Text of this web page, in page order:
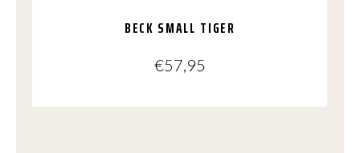
BECK SMALL TIGER
€57,95